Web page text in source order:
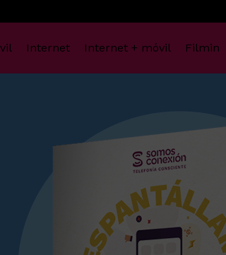
Internet Internet + móvil Filmin